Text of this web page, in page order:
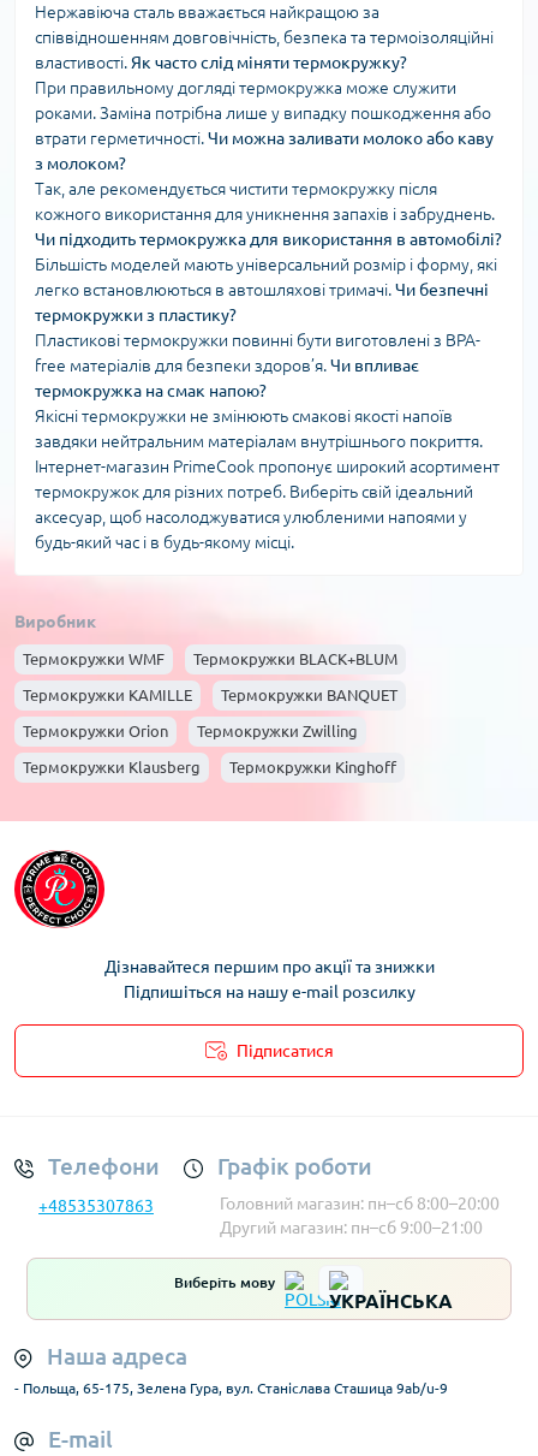
Нержавіюча сталь вважається найкращою за
співвідношенням довговічність, безпека та термоізоляційні
властивості. Як часто слід міняти термокружку?
При правильному догляді термокружка може служити
роками. Заміна потрібна лише у випадку пошкодження або
втрати герметичності.Чи можна заливати молоко або каву
з молоком?
Так, але рекомендується чистити термокружку після
кожного використання для уникнення запахів і забруднень.
Чи підходить термокружка для використання в автомобілі?
Більшість моделей мають універсальний розмір і форму, які
легко встановлюються в автошляхові тримачі.Чи безпечні
термокружки з пластику?
Пластикові термокружки повинні бути виготовлені з BPA-
free матеріалів для безпеки здоров’я.Чи впливає
термокружка на смак напою?
Якісні термокружки не змінюють смакові якості напоїв
завдяки нейтральним матеріалам внутрішнього покриття.
Інтернет-магазин PrimeCook пропонує широкий асортимент
термокружок для різних потреб. Виберіть свій ідеальний
аксесуар, щоб насолоджуватися улюбленими напоями у
будь-який час і в будь-якому місці.
Виробник
Термокружки WMF Термокружки BLACK+BLUM
Термокружки KAMILLE Термокружки BANQUET
Термокружки Orion Термокружки Zwilling
Термокружки Klausberg Термокружки Kinghoff
Дізнавайтеся першим про акції та знижки
Підпишіться на нашу e-mail розсилку
Підписатися
Телефони
+48535307863
Графік роботи
Головний магазин: пн–сб 8:00–20:00
Другий магазин: пн–сб 9:00–21:00
Виберіть мову
Наша адреса
- Польща, 65-175, Зелена Гура, вул. Станіслава Сташица 9ab/u-9
E-mail